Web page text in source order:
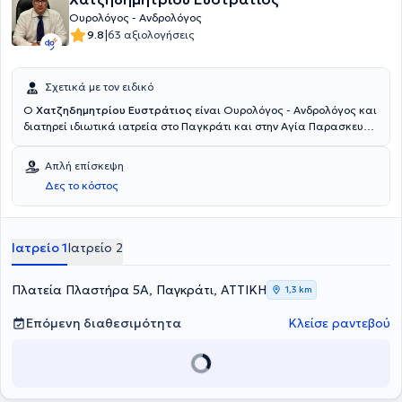
ανδρών. Ουρολόγος - Ανδρολόγος
9.8|63 αξιολογήσεις
Σχετικά με τον ειδικό
Ο Χατζηδημητρίου Ευστράτιος είναι Ουρολόγος - Ανδρολόγος και
διατηρεί ιδιωτικά ιατρεία στο Παγκράτι και στην Αγία Παρασκευή.
του Grigore T. Popa University στη Ρουμανία και ειδικεύτηκε στην
Ουρολογία και διετέλεσε Υπεύθυνος Ουροδυναμικού Τμήματος στο
Γενικό Νοσοκομείο Αθηνών "Ιπποκράτειο". Επιπλέον, διετέλεσε
Επιμελητής στο "Ερρίκος Ντυνάν" Hospital Center. Τέλος, ο γιατρός
Νοσοκομείο Λιβαδειάς.
Απλή επίσκεψη
Δες το κόστος
Ιατρείο 1Ιατρείο 2
Πλατεία Πλαστήρα 5Α, Παγκράτι, ΑΤΤΙΚΗ 1,3 km
Επόμενη διαθεσιμότητα Κλείσε ραντεβού